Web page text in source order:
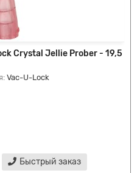
Crystal Jellie Prober - 19,5
Vac-U-Lock
Быстрый заказ